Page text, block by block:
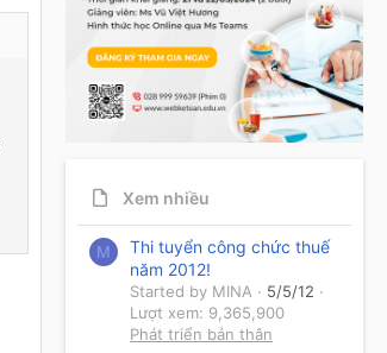
Xem nhiều
M
Thi tuyển công chức thuế
năm 2012!
Started by MINA
5/5/12
Lượt xem: 9,365,900
Phát triển bản thân